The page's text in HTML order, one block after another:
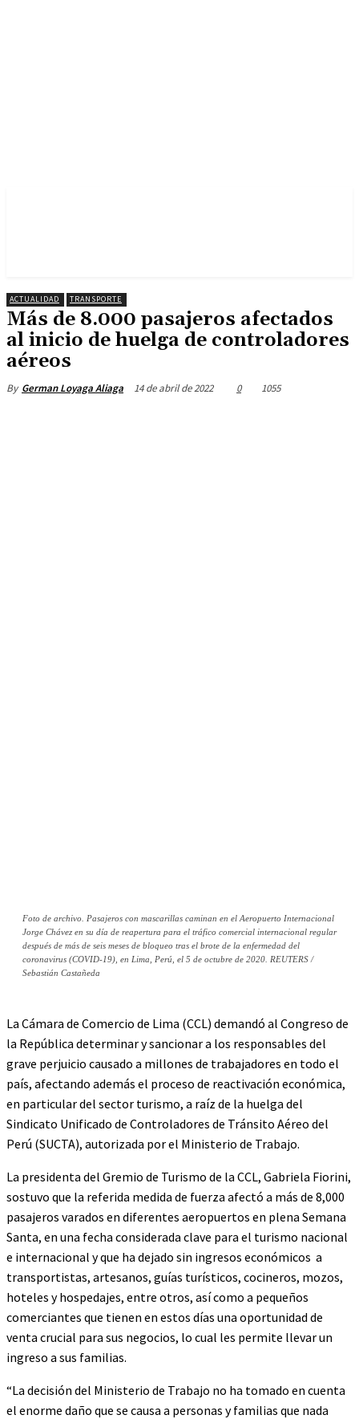
ACTUALIDAD TRANSPORTE
Más de 8.000 pasajeros afectados
al inicio de huelga de controladores
aéreos
By German Loyaga Aliaga 14 de abril de 2022 0 1055
Foto de archivo. Pasajeros con mascarillas caminan en el Aeropuerto Internacional
Jorge Chávez en su día de reapertura para el tráfico comercial internacional regular
después de más de seis meses de bloqueo tras el brote de la enfermedad del
coronavirus (COVID-19), en Lima, Perú, el 5 de octubre de 2020. REUTERS /
Sebastián Castañeda
La Cámara de Comercio de Lima (CCL) demandó al Congreso de
la República determinar y sancionar a los responsables del
grave perjuicio causado a millones de trabajadores en todo el
país, afectando además el proceso de reactivación económica,
en particular del sector turismo, a raíz de la huelga del
Sindicato Unificado de Controladores de Tránsito Aéreo del
Perú (SUCTA), autorizada por el Ministerio de Trabajo.
La presidenta del Gremio de Turismo de la CCL, Gabriela Fiorini,
sostuvo que la referida medida de fuerza afectó a más de 8,000
pasajeros varados en diferentes aeropuertos en plena Semana
Santa, en una fecha considerada clave para el turismo nacional
e internacional y que ha dejado sin ingresos económicos a
transportistas, artesanos, guías turísticos, cocineros, mozos,
hoteles y hospedajes, entre otros, así como a pequeños
comerciantes que tienen en estos días una oportunidad de
venta crucial para sus negocios, lo cual les permite llevar un
ingreso a sus familias.
“La decisión del Ministerio de Trabajo no ha tomado en cuenta
el enorme daño que se causa a personas y familias que nada